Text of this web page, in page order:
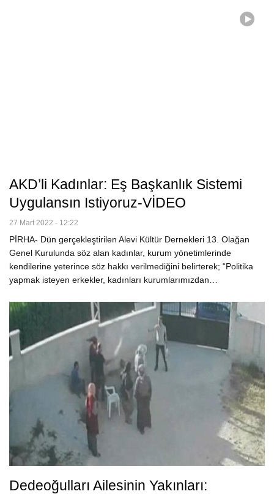
AKD’li Kadınlar: Eş Başkanlık Sistemi
Uygulansın Istiyoruz-VİDEO
27 Mart 2022 - 12:22
PİRHA- Dün gerçekleştirilen Alevi Kültür Dernekleri 13. Olağan
Genel Kurulunda söz alan kadınlar, kurum yönetimlerinde
kendilerine yeterince söz hakkı verilmediğini belirterek; “Politika
yapmak isteyen erkekler, kadınları kurumlarımızdan…
Dedeoğulları Ailesinin Yakınları: